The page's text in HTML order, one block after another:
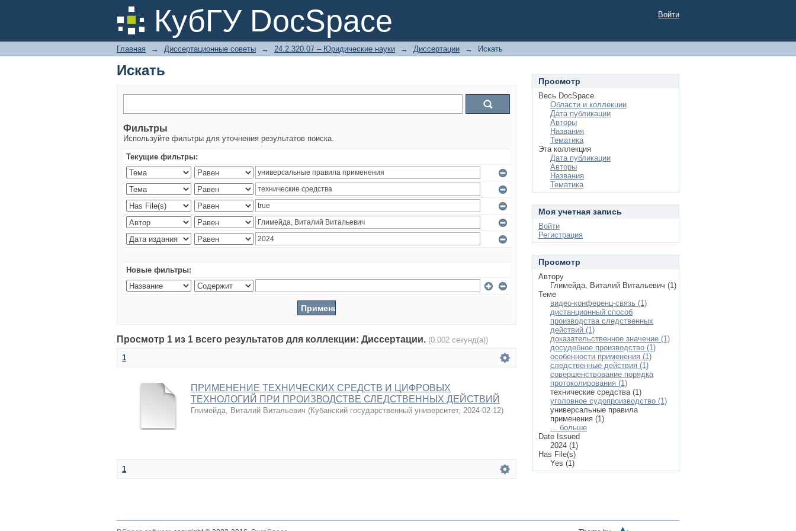
КубГУ DocSpace
Искать Войти
Главная → Диссертационные советы → 24.2.320.07 – Юридические науки → Диссертации → Искать
Искать
Фильтры
Используйте фильтры для уточнения результатов поиска.
Текущие фильтры:
Новые фильтры:
Просмотр 1 из 1 всего результатов для коллекции: Диссертации. (0.002 секунд(а))
1
ПРИМЕНЕНИЕ ТЕХНИЧЕСКИХ СРЕДСТВ И ЦИФРОВЫХ
ТЕХНОЛОГИЙ ПРИ ПРОИЗВОДСТВЕ СЛЕДСТВЕННЫХ ДЕЙСТВИЙ
Глимейда, Виталий Витальевич (Кубанский государственный университет, 2024-02-12)
1
Просмотр
Весь DocSpace
Области и коллекции
Дата публикации
Авторы
Названия
Тематика
Эта коллекция
Дата публикации
Авторы
Названия
Тематика
Моя учетная запись
Войти
Регистрация
Просмотр
Автору
Глимейда, Виталий Витальевич (1)
Теме
видео-конференц-связь (1)
дистанционный способ
производства следственных
действий (1)
доказательственное значение (1)
досудебное производство (1)
особенности применения (1)
следственные действия (1)
совершенствование порядка
протоколирования (1)
технические средства (1)
уголовное судопроизводство (1)
универсальные правила
применения (1)
... больше
Date Issued
2024 (1)
Has File(s)
Yes (1)